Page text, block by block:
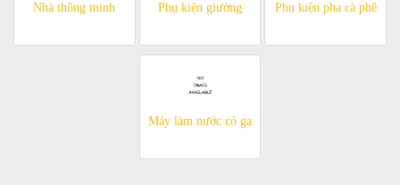
Nhà thông minh Phụ kiện giường Phụ kiện pha cà phê
Máy làm nước có ga